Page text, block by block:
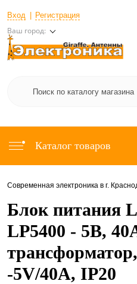
Вход Регистрация
Ваш город:
Каталог товаров
Современная электроника в г.
Блок питания
LP5400 - 5В,
-5V/40A, IP20